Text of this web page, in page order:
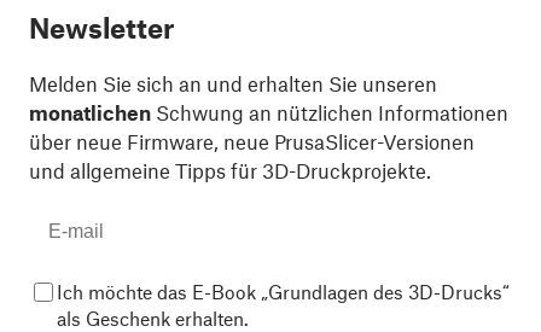
Newsletter
Melden Sie sich an und erhalten Sie unseren
monatlichen Schwung an nützlichen Informationen
über neue Firmware, neue PrusaSlicer-Versionen
und allgemeine Tipps für 3D-Druckprojekte.
Ich möchte das E-Book „Grundlagen des 3D-Drucks“
als Geschenk erhalten.